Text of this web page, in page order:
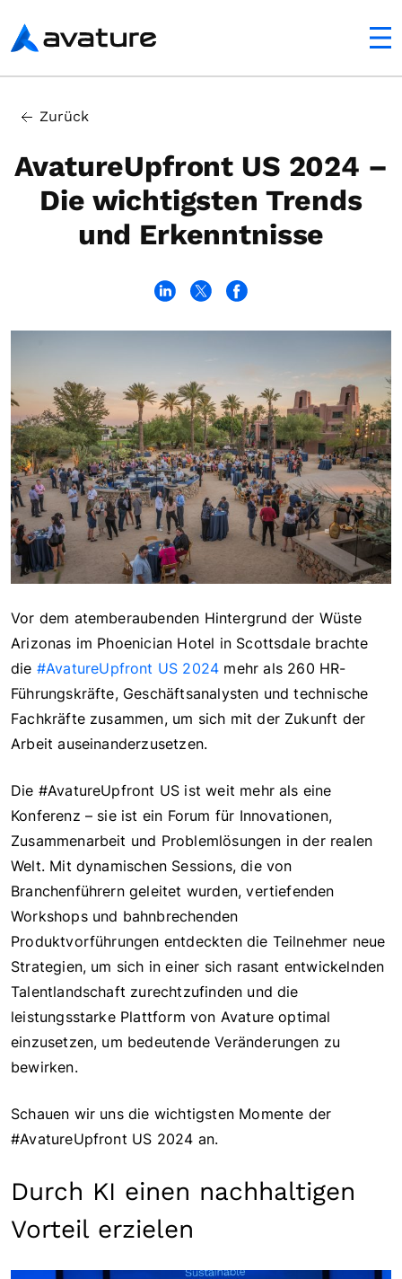
Avature
Zurück
AvatureUpfront US 2024 –
Die wichtigsten Trends
und Erkenntnisse
Durch KI einen nachhaltigen Vorteil erzielen
Vor dem atemberaubenden Hintergrund der Wüste
Arizonas im Phoenician Hotel in Scottsdale brachte
die #AvatureUpfront US 2024 mehr als 260 HR-
Führungskräfte, Geschäftsanalysten und technische
Fachkräfte zusammen, um sich mit der Zukunft der
Arbeit auseinanderzusetzen.
Die #AvatureUpfront US ist weit mehr als eine
Konferenz – sie ist ein Forum für Innovationen,
Zusammenarbeit und Problemlösungen in der realen
Welt. Mit dynamischen Sessions, die von
Branchenführern geleitet wurden, vertiefenden
Workshops und bahnbrechenden
Produktvorführungen entdeckten die Teilnehmer neue
Strategien, um sich in einer sich rasant entwickelnden
Talentlandschaft zurechtzufinden und die
leistungsstarke Plattform von Avature optimal
einzusetzen, um bedeutende Veränderungen zu
bewirken.
Schauen wir uns die wichtigsten Momente der
#AvatureUpfront US 2024 an.
Durch KI einen nachhaltigen
Vorteil erzielen